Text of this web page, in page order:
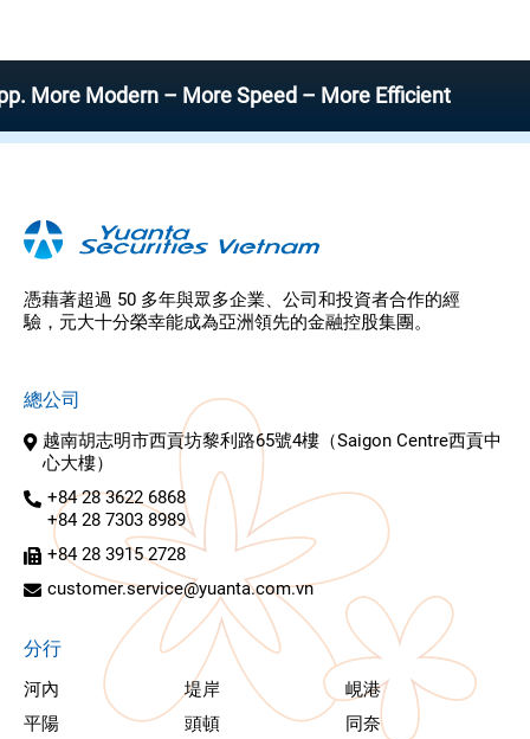
Modern – More Speed – More Efficient
憑藉著超過 50 多年與眾多企業、公司和投資者合作的經
驗，元大十分榮幸能成為亞洲領先的金融控股集團。
總公司
越南胡志明市西貢坊黎利路65號4樓（Saigon Centre西貢中
心大樓）
+84 28 3622 6868
+84 28 7303 8989
+84 28 3915 2728
customer.service@yuanta.com.vn
分行
河內 堤岸
峴港
平陽
頭頓 同奈